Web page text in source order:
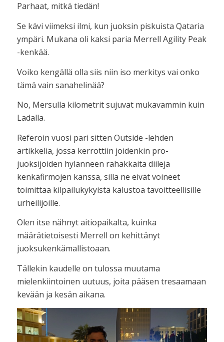
Parhaat, mitkä tiedän!
Se kävi viimeksi ilmi, kun juoksin piskuista Qataria
ympäri. Mukana oli kaksi paria Merrell Agility Peak
-kenkää.
Voiko kengällä olla siis niin iso merkitys vai onko
tämä vain sanahelinää?
No, Mersulla kilometrit sujuvat mukavammin kuin
Ladalla.
Referoin vuosi pari sitten Outside -lehden
artikkelia, jossa kerrottiin joidenkin pro-
juoksijoiden hylänneen rahakkaita diilejä
kenkäfirmojen kanssa, sillä ne eivät voineet
toimittaa kilpailukykyistä kalustoa tavoitteellisille
urheilijoille.
Olen itse nähnyt aitiopaikalta, kuinka
määrätietoisesti Merrell on kehittänyt
juoksukenkämallistoaan.
Tällekin kaudelle on tulossa muutama
mielenkiintoinen uutuus, joita pääsen tresaamaan
kevään ja kesän aikana.